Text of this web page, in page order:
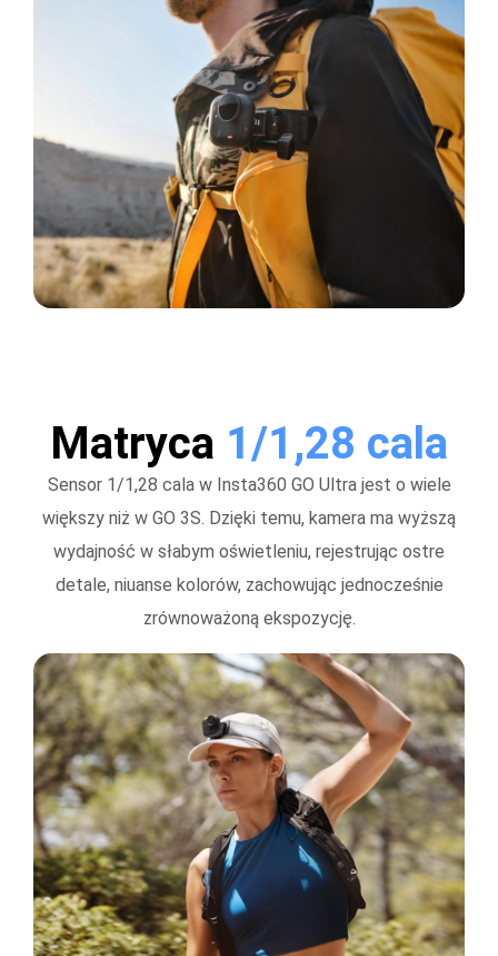
Matryca 1/1,28 cala
Sensor 1/1,28 cala w Insta360 GO Ultra jest o wiele
większy niż w GO 3S. Dzięki temu, kamera ma wyższą
wydajność w słabym oświetleniu, rejestrując ostre
detale, niuanse kolorów, zachowując jednocześnie
zrównoważoną ekspozycję.